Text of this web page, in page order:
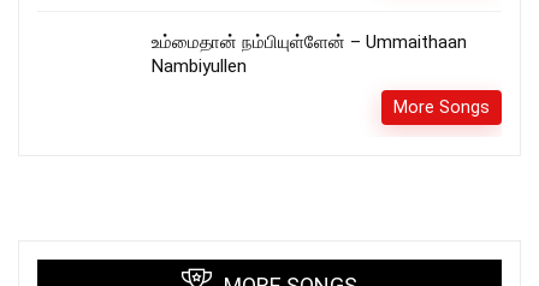
உம்மைதான் நம்பியுள்ளேன் – Ummaithaan
Nambiyullen
More Songs